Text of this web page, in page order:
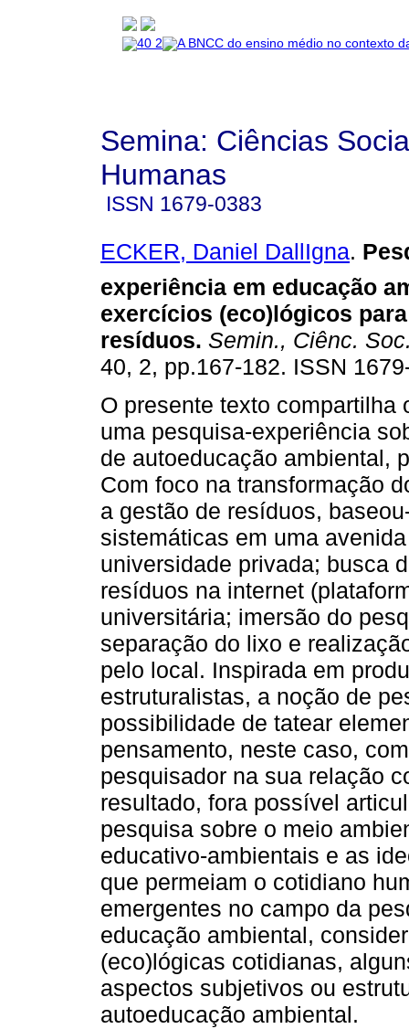
Semina: Ciências
Humanas
ISSN 1679-0383
ECKER, Daniel DallIgna.
experiência em educação
exercícios (eco)lógicos
resíduos. Semin., Ciênc.
40, 2, pp.167-182. ISSN
O presente texto compartilha
uma pesquisa-experiência
de autoeducação ambiental,
Com foco na transformação
a gestão de resíduos,
sistemáticas em uma
universidade privada; busca
resíduos na internet
universitária; imersão do
separação do lixo e
pelo local. Inspirada em
estruturalistas, a noção de
possibilidade de tatear
pensamento, neste caso,
pesquisador na sua relação
resultado, fora possível
pesquisa sobre o meio
educativo-ambientais e as
que permeiam o cotidiano
emergentes no campo da
educação ambiental,
(eco)lógicas cotidianas,
aspectos subjetivos ou
autoeducação ambiental.